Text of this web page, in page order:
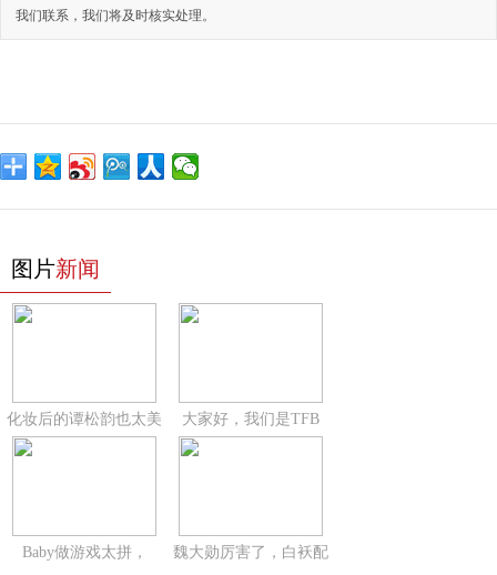
我们联系，我们将及时核实处理。
图片新闻
化妆后的谭松韵也太美 大家好，我们是TFB
Baby做游戏太拼， 魏大勋厉害了，白袄配